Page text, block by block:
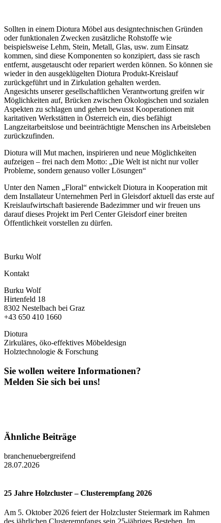
Sollten in einem Diotura Möbel aus designtechnischen Gründen
oder funktionalen Zwecken zusätzliche Rohstoffe wie
beispielsweise Lehm, Stein, Metall, Glas, usw. zum Einsatz
kommen, sind diese Komponenten so konzipiert, dass sie rasch
entfernt, ausgetauscht oder repariert werden können. So können sie
wieder in den ausgeklügelten Diotura Produkt-Kreislauf
zurückgeführt und in Zirkulation gehalten werden.
Angesichts unserer gesellschaftlichen Verantwortung greifen wir
Möglichkeiten auf, Brücken zwischen Ökologischen und sozialen
Aspekten zu schlagen und gehen bewusst Kooperationen mit
karitativen Werkstätten in Österreich ein, dies befähigt
Langzeitarbeitslose und beeinträchtigte Menschen ins Arbeitsleben
zurückzufinden.
Diotura will Mut machen, inspirieren und neue Möglichkeiten
aufzeigen – frei nach dem Motto: „Die Welt ist nicht nur voller
Probleme, sondern genauso voller Lösungen“
Unter den Namen „Floral“ entwickelt Diotura in Kooperation mit
dem Installateur Unternehmen Perl in Gleisdorf aktuell das erste auf
Kreislaufwirtschaft basierende Badezimmer und wir freuen uns
darauf dieses Projekt im Perl Center Gleisdorf einer breiten
Öffentlichkeit vorstellen zu dürfen.
Burku Wolf
Kontakt
Burku Wolf
Hirtenfeld 18
8302 Nestelbach bei Graz
+43 650 410 1660
Diotura
Zirkuläres, öko-effektives Möbeldesign
Holztechnologie & Forschung
Sie wollen weitere Informationen?
Melden Sie sich bei uns!
Ähnliche Beiträge
branchenuebergreifend
28.07.2026
25 Jahre Holzcluster – Clusterempfang 2026
Am 5. Oktober 2026 feiert der Holzcluster Steiermark im Rahmen